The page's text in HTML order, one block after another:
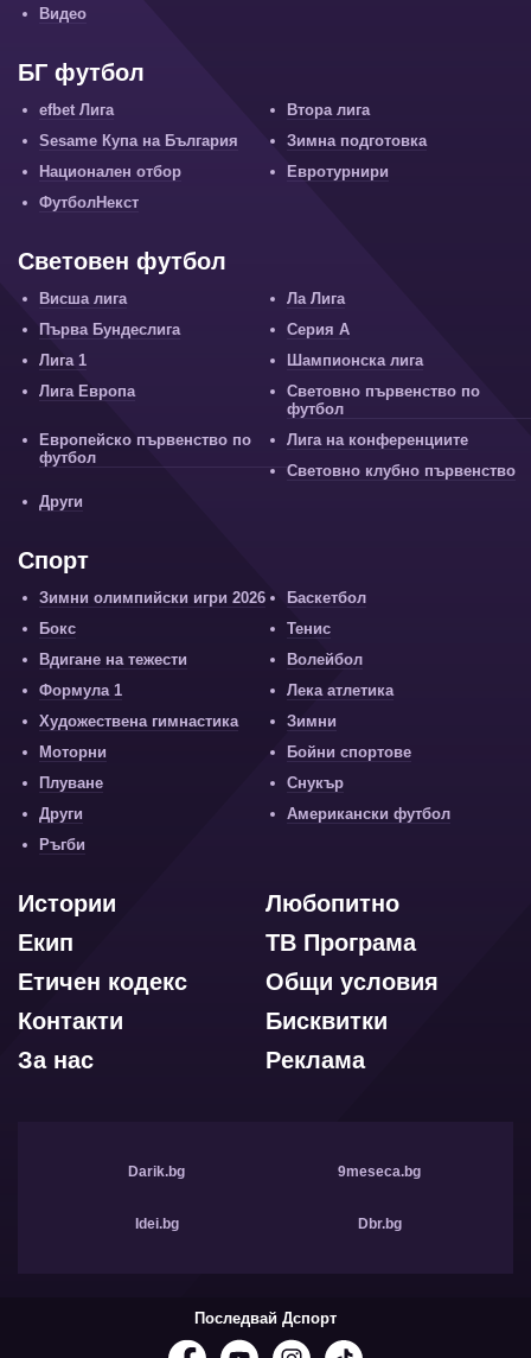
Видео
БГ футбол
efbet Лига
Втора лига
Sesame Купа на България
Зимна подготовка
Национален отбор
Евротурнири
ФутболНекст
Световен футбол
Висша лига
Ла Лига
Първа Бундеслига
Серия А
Лига 1
Шампионска лига
Лига Европа
Световно първенство по
футбол
Европейско първенство по
футбол
Лига на конференциите
Световно клубно първенство
Други
Спорт
Зимни олимпийски игри 2026
Баскетбол
Бокс
Тенис
Вдигане на тежести
Волейбол
Формула 1
Лека атлетика
Художествена гимнастика
Зимни
Моторни
Бойни спортове
Плуване
Снукър
Други
Американски футбол
Ръгби
Любопитно
Истории
ТВ Програма
Екип
Общи условия
Етичен кодекс
Бисквитки
Контакти
Реклама
За нас
Darik.bg 9meseca.bg
Idei.bg Dbr.bg
Последвай Дспорт